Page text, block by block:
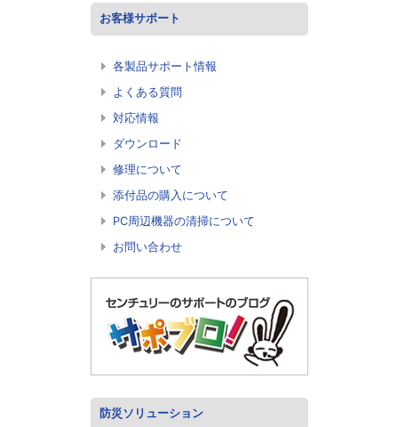
お客様サポート
各製品サポート情報
よくある質問
対応情報
ダウンロード
修理について
添付品の購入について
PC周辺機器の清掃について
お問い合わせ
防災ソリューション